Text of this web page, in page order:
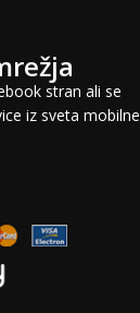
stran ali se
iz sveta mobilne